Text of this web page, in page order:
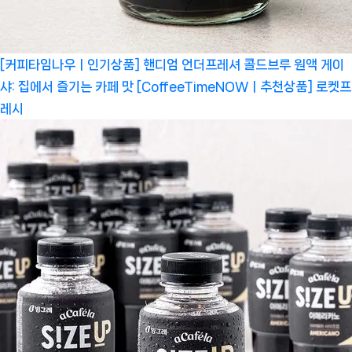
[커피타임나우ㅣ인기상품] 핸디엄 언더프레셔 콜드브루 원액 게이
샤: 집에서 즐기는 카페 맛 [CoffeeTimeNOWㅣ추천상품] 로켓프
레시